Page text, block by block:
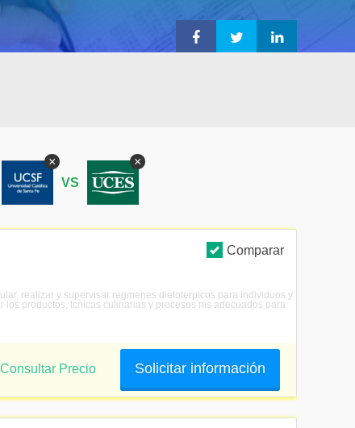
×
VS
×
Comparar
realizar y supervisar regmenes dietoterpicos para individuos y
productos, tcnicas culinarias y procesos ms adecuados para
Solicitar información
Consultar Precio